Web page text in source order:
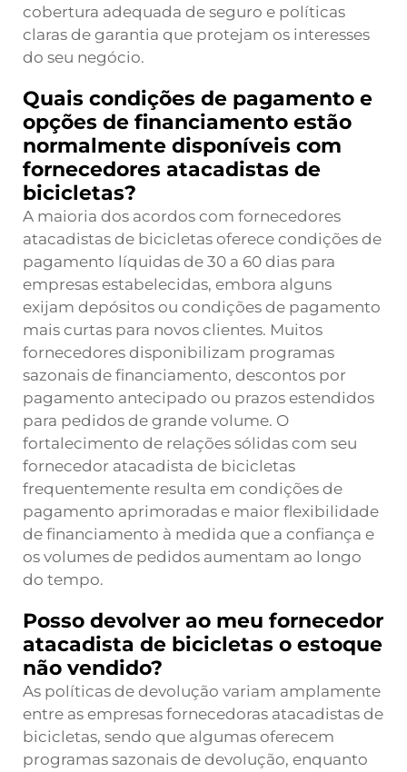
cobertura adequada de seguro e políticas
claras de garantia que protejam os interesses
do seu negócio.
Quais condições de pagamento e
opções de financiamento estão
normalmente disponíveis com
fornecedores atacadistas de
bicicletas?
A maioria dos acordos com fornecedores
atacadistas de bicicletas oferece condições de
pagamento líquidas de 30 a 60 dias para
empresas estabelecidas, embora alguns
exijam depósitos ou condições de pagamento
mais curtas para novos clientes. Muitos
fornecedores disponibilizam programas
sazonais de financiamento, descontos por
pagamento antecipado ou prazos estendidos
para pedidos de grande volume. O
fortalecimento de relações sólidas com seu
fornecedor atacadista de bicicletas
frequentemente resulta em condições de
pagamento aprimoradas e maior flexibilidade
de financiamento à medida que a confiança e
os volumes de pedidos aumentam ao longo
do tempo.
Posso devolver ao meu fornecedor
atacadista de bicicletas o estoque
não vendido?
As políticas de devolução variam amplamente
entre as empresas fornecedoras atacadistas de
bicicletas, sendo que algumas oferecem
programas sazonais de devolução, enquanto